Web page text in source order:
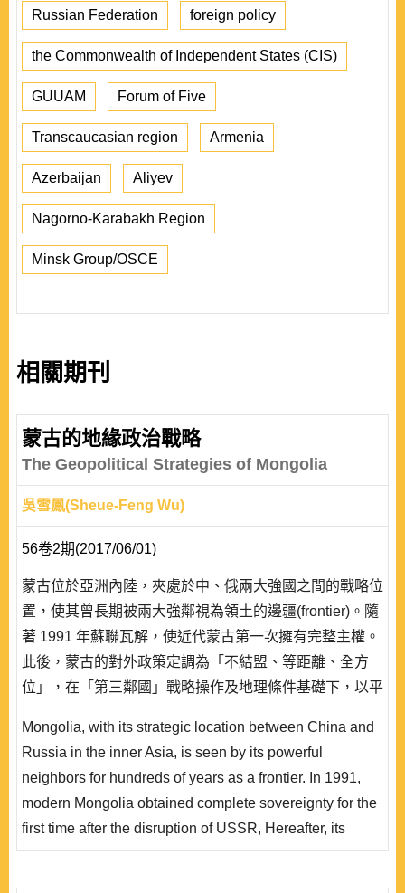
Russian Federation foreign policy
the Commonwealth of Independent States (CIS)
GUUAM Forum of Five
Transcaucasian region Armenia
Azerbaijan Aliyev
Nagorno-Karabakh Region
Minsk Group/OSCE
相關期刊
蒙古的地緣政治戰略
The Geopolitical Strategies of Mongolia
吳雪鳳(Sheue-Feng Wu)
56卷2期(2017/06/01)
蒙古位於亞洲內陸，夾處於中、俄兩大強國之間的戰略位
置，使其曾長期被兩大強鄰視為領土的邊疆(frontier)。隨
著 1991 年蘇聯瓦解，使近代蒙古第一次擁有完整主權。
此後，蒙古的對外政策定調為「不結盟、等距離、全方
位」，在「第三鄰國」戰略操作及地理條件基礎下，以平
間求取平衡的生存之道，建構出獨立與靈活的外交及經貿
空間，是蒙古確保國家安全的一大課題，也是本文的研究
目的。 ..
Mongolia, with its strategic location between China and
Russia in the inner Asia, is seen by its powerful
neighbors for hundreds of years as a frontier. In 1991,
modern Mongolia obtained complete sovereignty for the
first time after the disruption of USSR, Hereafter, its
foreign policy was principled upon “independence, non-